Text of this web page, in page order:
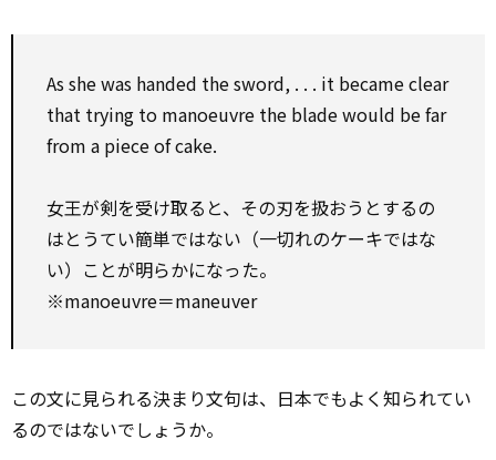
As she was handed the sword, . . . it became clear
that trying to manoeuvre the blade would be far
from a piece of cake.
女王が剣を受け取ると、その刃を扱おうとするの
はとうてい簡単ではない（一切れのケーキではな
い）ことが明らかになった。
※manoeuvre＝maneuver
この文に見られる決まり文句は、日本でもよく知られてい
るのではないでしょうか。